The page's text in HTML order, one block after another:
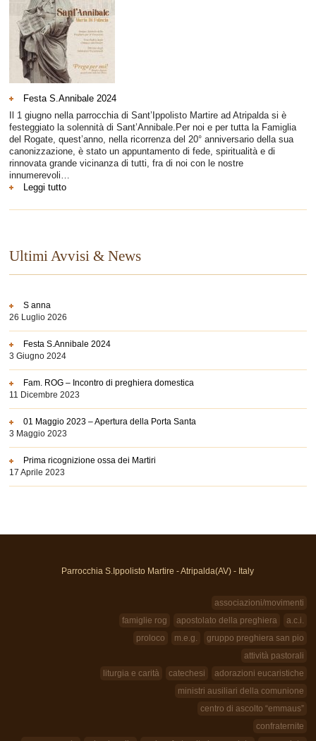
Festa S.Annibale 2024
Il 1 giugno nella parrocchia di Sant’Ippolisto Martire ad Atripalda si è
festeggiato la solennità di Sant’Annibale.Per noi e per tutta la Famiglia
del Rogate, quest’anno, nella ricorrenza del 20° anniversario della sua
canonizzazione, è stato un appuntamento di fede, spiritualità e di
rinnovata grande vicinanza di tutti, fra di noi con le nostre
innumerevoli…
Leggi tutto:
S.Annibale
Ultimi Avvisi & News
S anna
26 Luglio 2026
Festa S.Annibale 2024
3 Giugno 2024
Fam. ROG – Incontro di preghiera domestica
11 Dicembre 2023
01 Maggio 2023 – Apertura della Porta Santa
3 Maggio 2023
Prima ricognizione ossa dei Martiri
17 Aprile 2023
Parrocchia S.Ippolisto Martire - Atripalda(AV) - Italy
associazioni/movimenti
a.c.i.
apostolato della preghiera
famiglie rog
gruppo preghiera san pio
m.e.g.
proloco
attività pastorali
adorazioni eucaristiche
catechesi
liturgia e carità
ministri ausiliari della comunione
centro di ascolto “emmaus”
confraternite